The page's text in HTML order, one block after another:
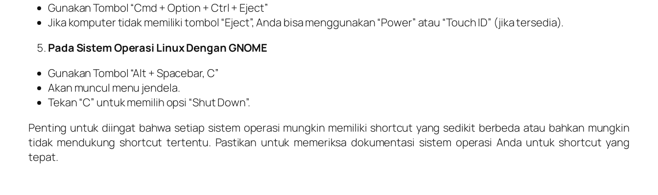
Gunakan Tombol “Cmd + Option + Ctrl + Eject”
Jika komputer tidak memiliki tombol “Eject”, Anda bisa menggunakan “Power” atau “Touch ID” (jika tersedia).
Pada Sistem Operasi Linux Dengan GNOME
Gunakan Tombol “Alt + Spacebar, C”
Akan muncul menu jendela.
Tekan “C” untuk memilih opsi “Shut Down”.
Penting untuk diingat bahwa setiap sistem operasi mungkin memiliki shortcut yang sedikit berbeda atau bahkan mungkin
tidak mendukung shortcut tertentu. Pastikan untuk memeriksa dokumentasi sistem operasi Anda untuk shortcut yang
tepat.